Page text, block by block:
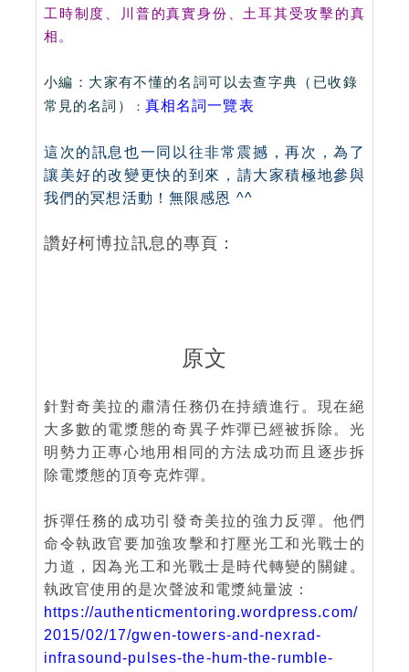
工時制度
川普的真實身份、 土耳其受攻擊 的真
相。
小編：大家有不懂的名詞可以去查字典（已收錄
常見的名詞）
： 真相名詞一覽表
這次的訊息也一同以往非常震撼，再次，為了
讓 美好的改變更快的到來， 請大家積極地參與
我們的冥想活動！ 無限感恩 ^^
讚好柯博拉訊息的專頁：
原文
針對奇美拉的肅清任務仍在持續進行。現在絕
大多數的電漿態的奇異子炸彈已經被拆除。光
明勢力正專心地用相同的方法成功而且逐步拆
除電漿態的頂夸克炸彈。
拆彈任務的成功引發奇美拉的強力反彈。他們
命令執政官要加強攻擊和打壓光工和光戰士的
力道，因為光工和光戰士是時代轉變的關鍵。
執政官使用的是次聲波和電漿純量波：
https://authenticmentoring.wordpress.com/
2015/02/17/gwen-towers-and-nexrad-
infrasound-pulses-the-hum-the-rumble-